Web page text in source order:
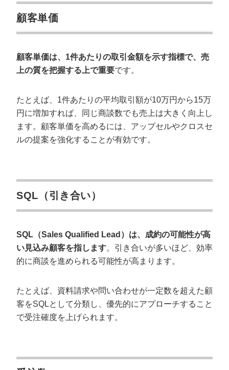
顧客単価
顧客単価は、1件あたりの取引金額を示す指標で、売
上の質を把握する上で重要です。
たとえば、1件あたりの平均取引額が10万円から15万
円に増加すれば、同じ商談数でも売上は大きく向上し
ます。顧客単価を高めるには、アップセルやクロスセ
ルの提案を強化することが有効です。
SQL（引き合い）
SQL（Sales Qualified Lead）は、成約の可能性が高
い見込み顧客を指します。引き合いが多いほど、効率
的に商談を進められる可能性が高まります。
たとえば、資料請求や問い合わせが一定数を超えた顧
客をSQLとして分類し、優先的にアプローチすること
で受注確度を上げられます。